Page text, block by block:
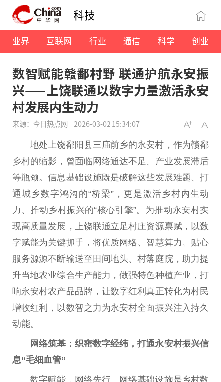
科技
业界 互联网 行业 通信 科学 创业
数智赋能赣鄱村野 联通护航永安振
兴——上饶联通以数字力量激活永安
村发展内生动力
来源：今日热点网 2026-03-02 15:34:07
地处上饶鄱阳县三庙前乡的永安村，作为赣鄱
乡村的缩影，曾面临网络通达不足、产业发展滞后
等瓶颈。信息基础设施既是破解这些发展难题、打
通城乡数字鸿沟的“桥梁”，更是激活乡村内生动
力、推动乡村振兴的“核心引擎”。为推动永安村实
现高质量发展，上饶联通立足村庄资源禀赋，以数
字赋能为关键抓手，将优质网络、智慧算力、贴心
服务源源不断输送至田间地头、村落庭院，助力提
升当地农业综合生产能力，做强特色种植产业，打
响永安村农产品品牌，让数字红利真正转化为村民
增收红利，以数智之力为永安村全面振兴注入持久
动能。
网络筑基：织密数字经纬，打通永安村振兴信
息“毛细血管”
数字赋能，网络先行。网络基础设施是乡村数